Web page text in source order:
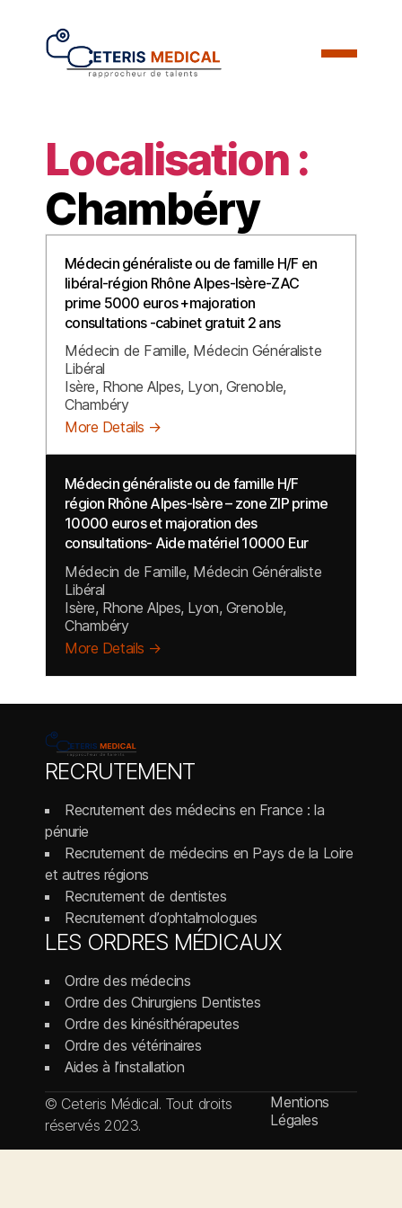
Localisation :
Chambéry
Médecin généraliste ou de famille H/F en
libéral-région Rhône Alpes-Isère-ZAC
prime 5000 euros +majoration
consultations -cabinet gratuit 2 ans
Médecin de Famille Médecin Généraliste
Libéral
Isère Rhone Alpes Lyon Grenoble
Chambéry
More Details
Médecin généraliste ou de famille H/F
région Rhône Alpes-Isère – zone ZIP prime
10000 euros et majoration des
consultations- Aide matériel 10000 Eur
Médecin de Famille Médecin Généraliste
Libéral
Isère Rhone Alpes Lyon Grenoble
Chambéry
More Details
RECRUTEMENT
Recrutement des médecins en France : la
pénurie
Recrutement de médecins en Pays de la Loire
et autres régions
Recrutement de dentistes
Recrutement d’ophtalmologues
LES ORDRES MÉDICAUX
Ordre des médecins
Ordre des Chirurgiens Dentistes
Ordre des kinésithérapeutes
Ordre des vétérinaires
Aides à l’installation
© Ceteris Médical. Tout droits
réservés 2023.
Mentions
Légales